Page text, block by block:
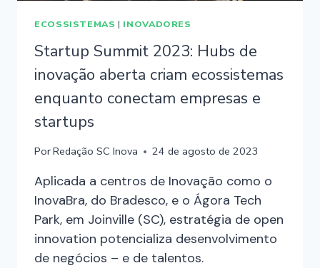
ECOSSISTEMAS | INOVADORES
Startup Summit 2023: Hubs de
inovação aberta criam ecossistemas
enquanto conectam empresas e
startups
PorRedação SC Inova 24 de agosto de 2023
Aplicada a centros de Inovação como o
InovaBra, do Bradesco, e o Ágora Tech
Park, em Joinville (SC), estratégia de open
innovation potencializa desenvolvimento
de negócios – e de talentos.